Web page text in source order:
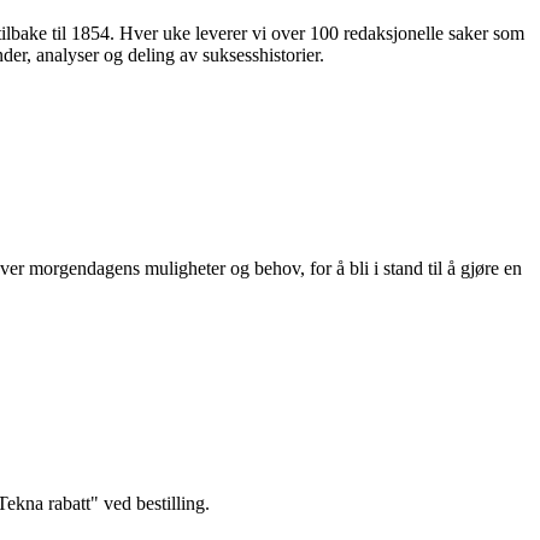
til 1854. Hver uke leverer vi over 100 redaksjonelle saker som
analyser og deling av suksesshistorier.
morgendagens muligheter og behov, for å bli i stand til å gjøre en
rabatt" ved bestilling.